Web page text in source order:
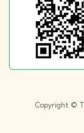
Copyright ©